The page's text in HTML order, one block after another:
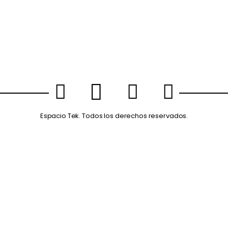
Espacio Tek. Todos los derechos reservados.